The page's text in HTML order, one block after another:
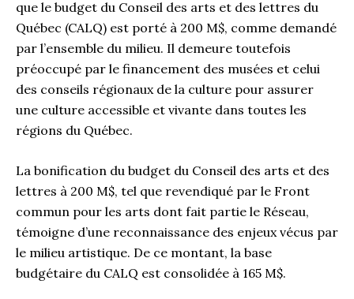
que le budget du Conseil des arts et des lettres du
Québec (CALQ) est porté à 200 M$, comme demandé
par l’ensemble du milieu. Il demeure toutefois
préoccupé par le financement des musées et celui
des conseils régionaux de la culture pour assurer
une culture accessible et vivante dans toutes les
régions du Québec.
La bonification du budget du Conseil des arts et des
lettres à 200 M$, tel que revendiqué par le Front
commun pour les arts dont fait partie le Réseau,
témoigne d’une reconnaissance des enjeux vécus par
le milieu artistique. De ce montant, la base
budgétaire du CALQ est consolidée à 165 M$.